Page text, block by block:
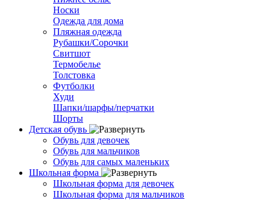
Носки
Одежда для дома
Пляжная одежда
Рубашки/Сорочки
Свитшот
Термобелье
Толстовка
Футболки
Худи
Шапки/шарфы/перчатки
Шорты
Детская обувь
Обувь для девочек
Обувь для мальчиков
Обувь для самых маленьких
Школьная форма
Школьная форма для девочек
Школьная форма для мальчиков